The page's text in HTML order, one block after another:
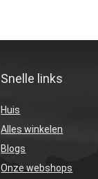
Snelle links
Huis
Alles winkelen
Blogs
Onze webshops